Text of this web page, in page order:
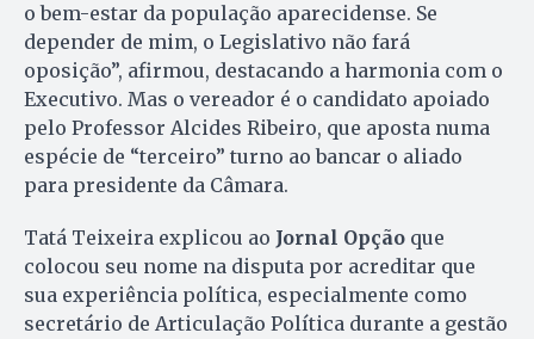
o bem-estar da população aparecidense. Se
depender de mim, o Legislativo não fará
oposição”, afirmou, destacando a harmonia com o
Executivo. Mas o vereador é o candidato apoiado
pelo Professor Alcides Ribeiro, que aposta numa
espécie de “terceiro” turno ao bancar o aliado
para presidente da Câmara.
Tatá Teixeira explicou ao Jornal Opção que
colocou seu nome na disputa por acreditar que
sua experiência política, especialmente como
secretário de Articulação Política durante a gestão